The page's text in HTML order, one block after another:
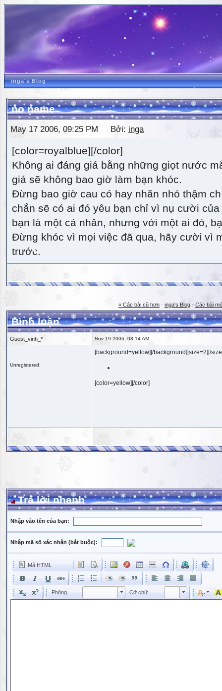
inga's Blog
no name
May 17 2006, 09:25 PM Bởi: inga
[color=royalblue][/color]
Không ai đáng giá bằng những giọt nước
giá sẽ không bao giờ làm bạn khóc.
Đừng bao giờ cau có hay nhăn nhó thậm
chắn sẽ có ai đó yêu bạn chỉ vì nụ cười
bạn là một cá nhân, nhưng với một ai đó,
Đừng khóc vì mọi việc đã qua, hãy cười vì
trước.
« Các bài cũ hơn · inga's Blog · Các bài
Bình luận
Guest_vinh_* Nov 19 2006, 08:14 AM
Unregistered
[background=yellow][/background][size=2][/
[color=yellow][/color]
Trả lời nhanh
Nhập vào tên của bạn:
Nhập mã số xác nhận (bắt buộc):
Mã HTML
Phông Phông Cỡ chữ Kích cỡ phông